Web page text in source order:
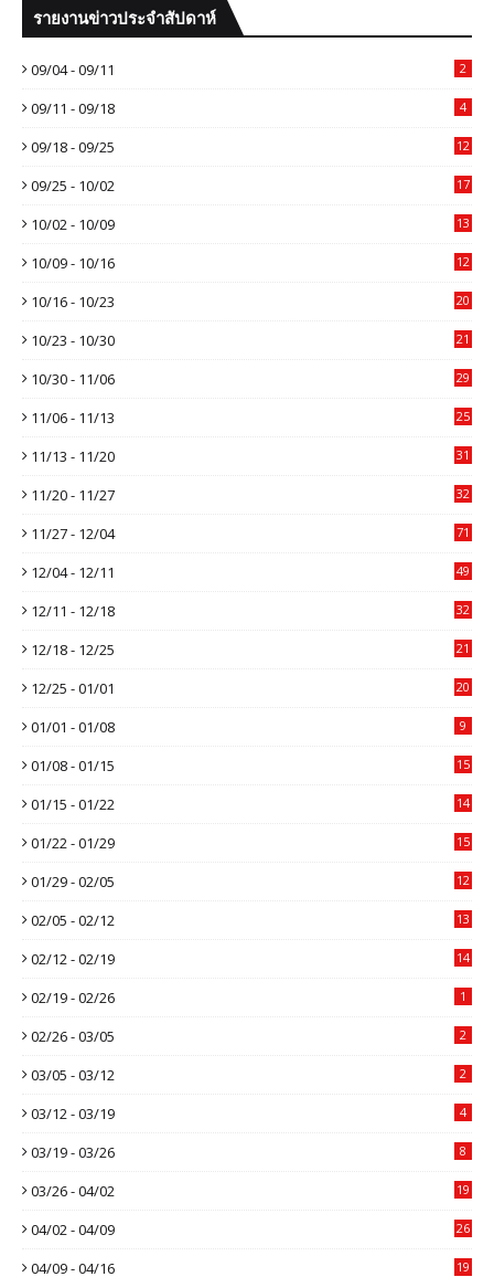
รายงานข่าวประจำสัปดาห์
09/04 - 09/11 2
09/11 - 09/18 4
09/18 - 09/25 12
09/25 - 10/02 17
10/02 - 10/09 13
10/09 - 10/16 12
10/16 - 10/23 20
10/23 - 10/30 21
10/30 - 11/06 29
11/06 - 11/13 25
11/13 - 11/20 31
11/20 - 11/27 32
11/27 - 12/04 71
12/04 - 12/11 49
12/11 - 12/18 32
12/18 - 12/25 21
12/25 - 01/01 20
01/01 - 01/08 9
01/08 - 01/15 15
01/15 - 01/22 14
01/22 - 01/29 15
01/29 - 02/05 12
02/05 - 02/12 13
02/12 - 02/19 14
02/19 - 02/26 1
02/26 - 03/05 2
03/05 - 03/12 2
03/12 - 03/19 4
03/19 - 03/26 8
03/26 - 04/02 19
04/02 - 04/09 26
04/09 - 04/16 19